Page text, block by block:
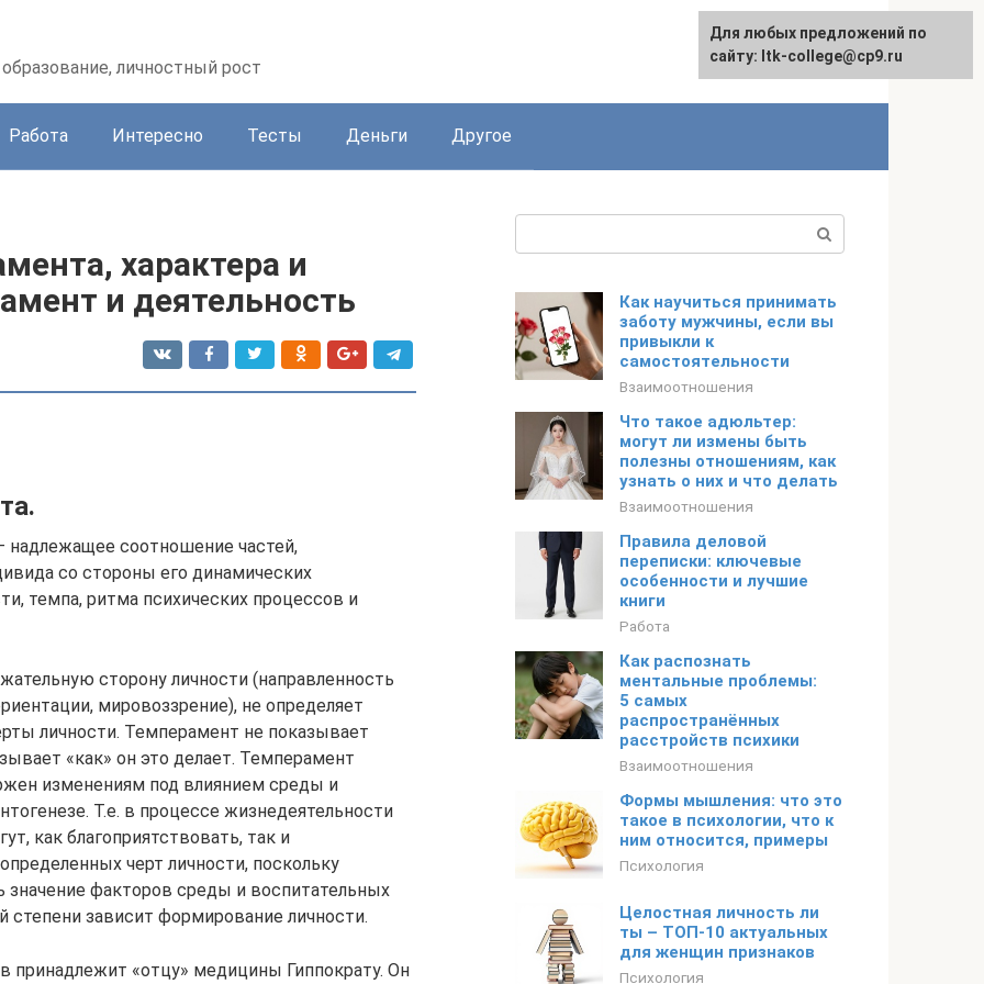
личностный рост
Работа Интересно Тесты Деньги Другое
характера и
и деятельность
надлежащее соотношение частей,
со стороны его динамических
темпа, ритма психических процессов и
сторону личности (направленность
мировоззрение), не определяет
личности. Темперамент не показывает
«как» он это делает. Темперамент
изменениям под влиянием среды и
Т.е. в процессе жизнедеятельности
как благоприятствовать, так и
черт личности, поскольку
факторов среды и воспитательных
зависит формирование личности.
«отцу» медицины Гиппократу. Он
Как научиться принимать
заботу мужчины, если вы
привыкли к
самостоятельности
Взаимоотношения
Что такое адюльтер:
могут ли измены быть
полезны отношениям, как
узнать о них и что делать
Взаимоотношения
Правила деловой
переписки: ключевые
особенности и лучшие
книги
Работа
Как распознать
ментальные проблемы:
5 самых
распространённых
расстройств психики
Взаимоотношения
Формы мышления: что это
такое в психологии, что к
ним относится, примеры
Психология
Целостная личность ли
ты – ТОП-10 актуальных
для женщин признаков
Психология
Для любых предложений по
сайту: ltk-college@cp9.ru